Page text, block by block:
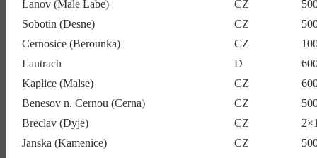
Lanov (Male Labe)
CZ
Sobotin (Desne)
CZ
Cernosice (Berounka)
CZ
Lautrach
D
Kaplice (Malse)
CZ
Benesov n. Cernou (Cerna)
CZ
Breclav (Dyje)
CZ
Janska (Kamenice)
CZ